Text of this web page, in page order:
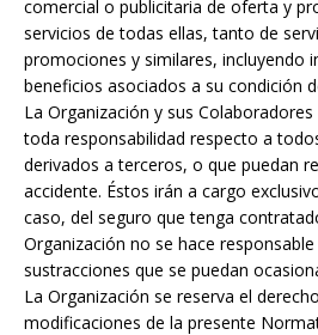
comercial o publicitaria de oferta y
servicios de todas ellas, tanto de
promociones y similares, incluyendo
beneficios asociados a su condición
La Organización y sus
toda responsabilidad respecto a
derivados a terceros, o que puedan
accidente. Éstos irán a cargo
caso, del seguro que tenga
Organización no se hace
sustracciones que se puedan
La Organización se reserva el
modificaciones de la presente